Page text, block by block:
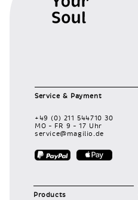
Service & Payment
+49 (0) 211 544710 30
MO – FR 9 – 17 Uhr
service@magilio.de
Products